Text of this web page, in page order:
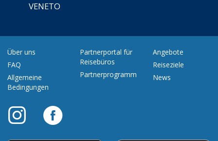
VENETO
Über uns
FAQ
Allgemeine
Bedingungen
Partnerportal für
Reisebüros
Partnerprogramm
Angebote
Reiseziele
News